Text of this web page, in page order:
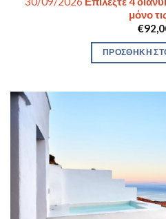
μόνο
€
ΠΡΟΣΘΉΚΗ